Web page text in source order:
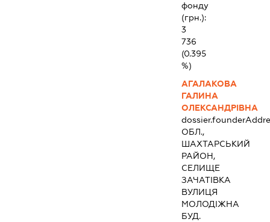
фонду
(грн.):
3
736
(0.395
%)
АГАЛАКОВА
ГАЛИНА
ОЛЕКСАНДРІВНА
ОБЛ.,
ШАХТАРСЬКИЙ
РАЙОН,
СЕЛИЩЕ
ЗАЧАТІВКА
ВУЛИЦЯ
МОЛОДІЖНА
БУД.